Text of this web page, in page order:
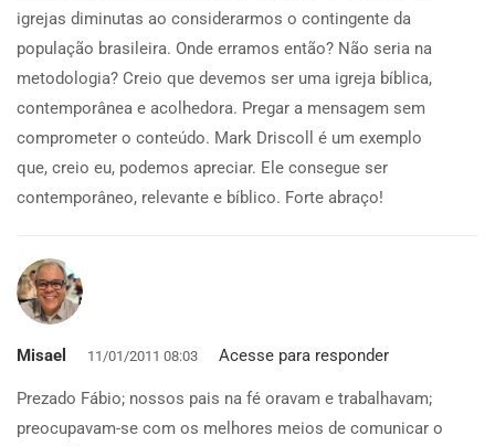
igrejas diminutas ao considerarmos o contingente da
população brasileira. Onde erramos então? Não seria na
metodologia? Creio que devemos ser uma igreja bíblica,
contemporânea e acolhedora. Pregar a mensagem sem
comprometer o conteúdo. Mark Driscoll é um exemplo
que, creio eu, podemos apreciar. Ele consegue ser
contemporâneo, relevante e bíblico. Forte abraço!
Misael 11/01/2011 08:03 Acesse para responder
Prezado Fábio; nossos pais na fé oravam e trabalhavam;
preocupavam-se com os melhores meios de comunicar o